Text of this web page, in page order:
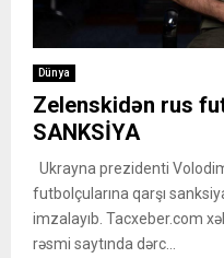
Dünya
Zelenskidən rus
SANKSİYA
Ukrayna prezidenti
futbolçularına qarşı
imzalayıb. Tacxeber.com
rəsmi saytında dərc...